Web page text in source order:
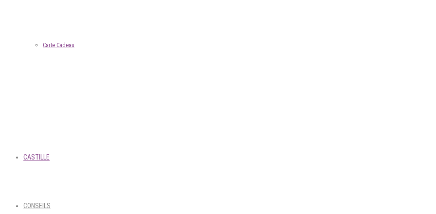
Carte Cadeau
CASTILLE
CONSEILS